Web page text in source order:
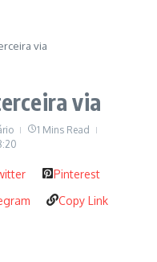
dos Deputados e
de 2021
Estado de Goiás
via
via
1 Mins Read
Pinterest
Copy Link